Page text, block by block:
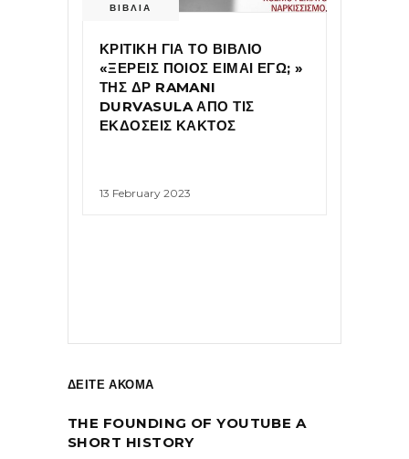
ΒΙΒΛΙΑ
ΚΡΙΤΙΚΗ ΓΙΑ ΤΟ ΒΙΒΛΙΟ
«ΞΕΡΕΙΣ ΠΟΙΟΣ ΕΙΜΑΙ ΕΓΩ; »
ΤΗΣ ΔΡ RAMANI
DURVASULA ΑΠΟ ΤΙΣ
ΕΚΔΟΣΕΙΣ ΚΑΚΤΟΣ
13 February 2023
ΔΕΙΤΕ ΑΚΟΜΑ
THE FOUNDING OF YOUTUBE A
SHORT HISTORY